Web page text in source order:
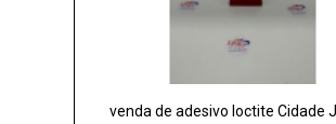
venda de adesivo loctite Cidade